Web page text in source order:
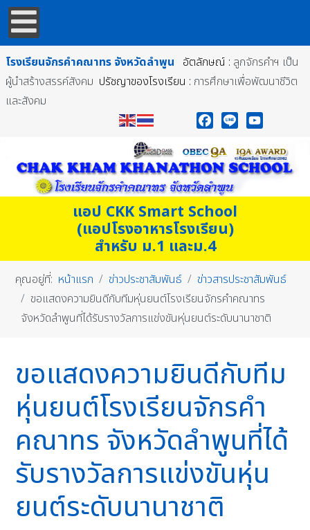
โรงเรียนจักรคำคณาทร จังหวัดลำพูน อัตลักษณ์ : ลูกจักรคำฯ เป็น
ผู้นำสร้างสรรค์สังคม ปรัชญาของโรงเรียน : การศึกษาเพื่อพัฒนาชีวิต
และสังคม
แอป CKK Smart School
(แอปโรงอาหารโรงเรียน)
สำหรับ ม.1 และม.4
คุณอยู่ที่: หน้าแรก ข่าวประชาสัมพันธ์
ข่าวสารประชาสัมพันธ์
ขอแสดงความยินดีกับทีมหุ่นยนต์โรงเรียนจักรคำคณาทร
จังหวัดลำพูนที่ได้รับรางวัลการแข่งขันหุ่นยนต์ระดับนานาชาติ
ขอแสดงความยินดีกับทีม
หุ่นยนต์โรงเรียนจักรคำ
คณาทร จังหวัดลำพูนที่ได้
รับรางวัลการแข่งขันหุ่น
ยนต์ระดับนานาชาติ